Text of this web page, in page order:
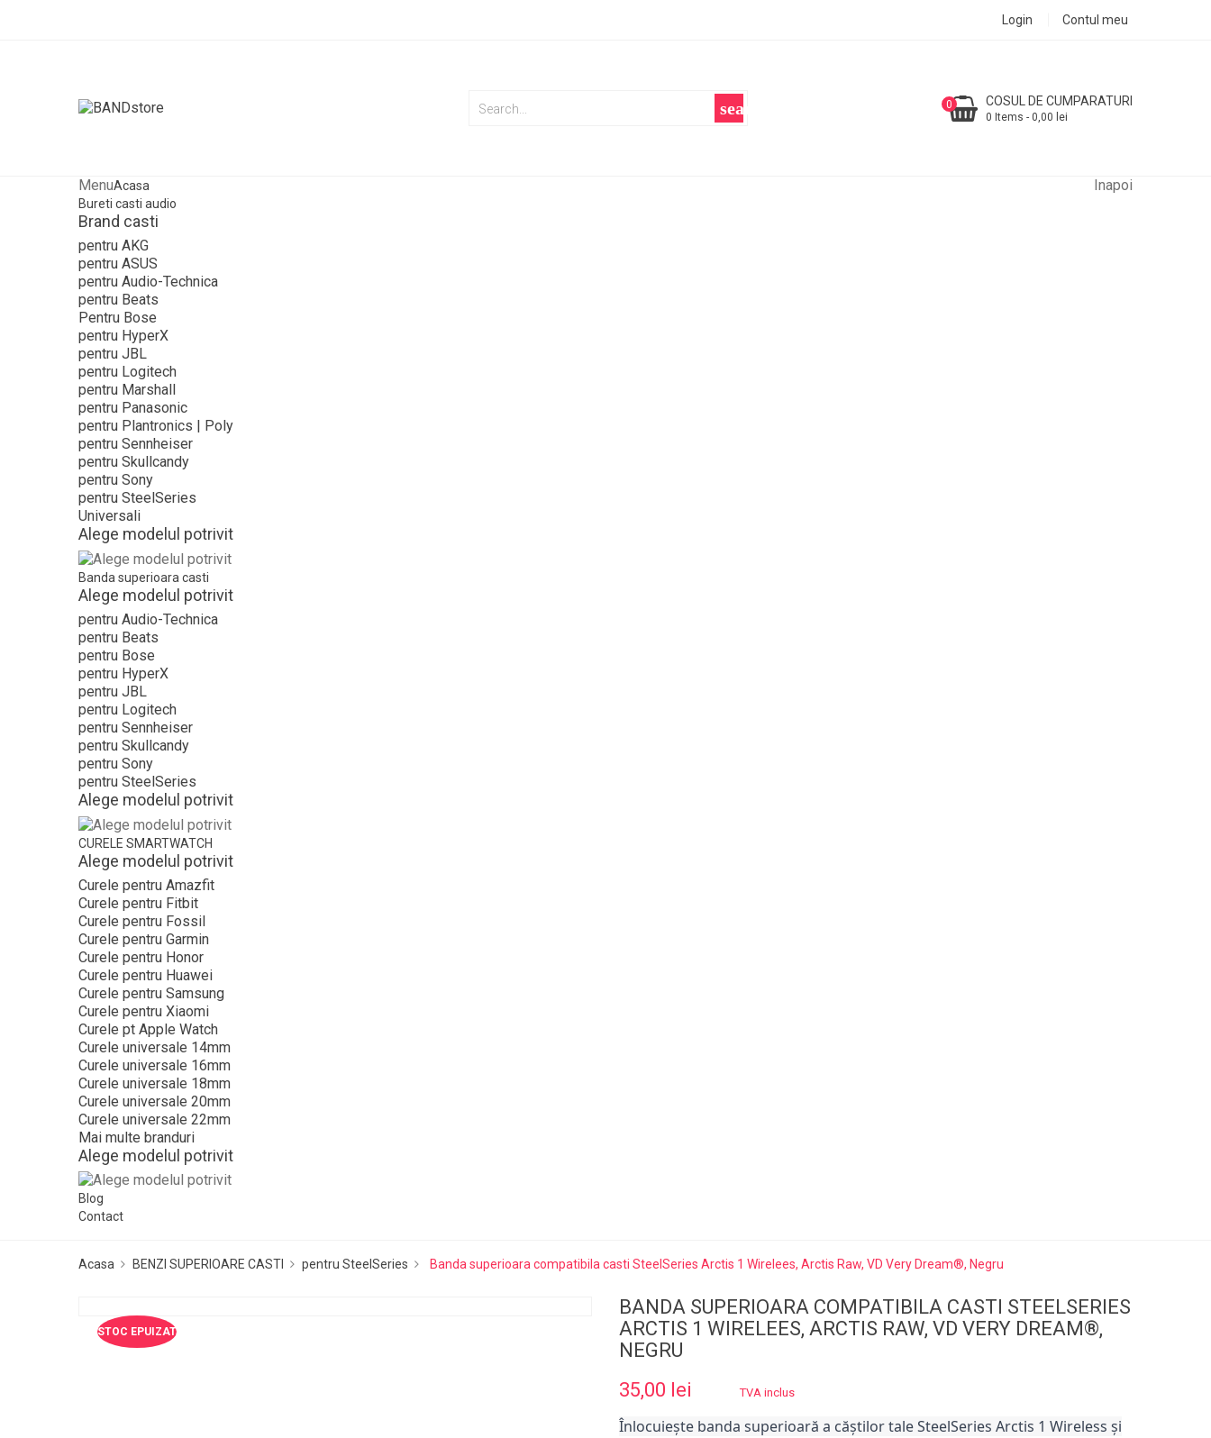
Login Contul meu
search COSUL DE CUMPARATURI
0 Items - 0,00 lei
0
Menu Inapoi
Acasa
Bureti casti audio
Brand casti
pentru AKG
pentru ASUS
pentru Audio-Technica
pentru Beats
Pentru Bose
pentru HyperX
pentru JBL
pentru Logitech
pentru Marshall
pentru Panasonic
pentru Plantronics | Poly
pentru Sennheiser
pentru Skullcandy
pentru Sony
pentru SteelSeries
Universali
Alege modelul potrivit
Banda superioara casti
Alege modelul potrivit
pentru Audio-Technica
pentru Beats
pentru Bose
pentru HyperX
pentru JBL
pentru Logitech
pentru Sennheiser
pentru Skullcandy
pentru Sony
pentru SteelSeries
Alege modelul potrivit
CURELE SMARTWATCH
Alege modelul potrivit
Curele pentru Amazfit
Curele pentru Fitbit
Curele pentru Fossil
Curele pentru Garmin
Curele pentru Honor
Curele pentru Huawei
Curele pentru Samsung
Curele pentru Xiaomi
Curele pt Apple Watch
Curele universale 14mm
Curele universale 16mm
Curele universale 18mm
Curele universale 20mm
Curele universale 22mm
Mai multe branduri
Alege modelul potrivit
Blog
Contact
Acasa BENZI SUPERIOARE CASTI pentru SteelSeries Banda superioara compatibila casti SteelSeries Arctis 1 Wirelees, Arctis Raw, VD Very Dream®, Negru
STOC EPUIZAT
BANDA SUPERIOARA COMPATIBILA CASTI STEELSERIES
ARCTIS 1 WIRELEES, ARCTIS RAW, VD VERY DREAM®,
NEGRU
35,00 lei
TVA inclus
Înlocuiește banda superioară a căștilor tale SteelSeries Arctis 1 Wireless și